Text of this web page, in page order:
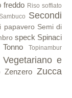
freddo Riso soffiato
Secondi
papavero Semi di
speck Spinaci
Tonno Topinambur
Vegetariano e
Zenzero Zucca